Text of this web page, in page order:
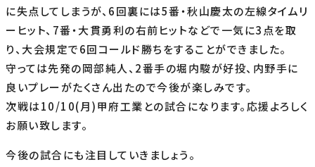
に失点してしまうが、6回裏には5番・秋山慶太の左線タイムリ
ーヒット、7番・大貫勇利の右前ヒットなどで一気に3点を取
り、大会規定で6回コールド勝ちをすることができました。
守っては先発の岡部純人、2番手の堀内駿が好投、内野手に
良いプレーがたくさん出たので今後が楽しみです。
次戦は10/10(月)甲府工業との試合になります。応援よろしく
お願い致します。
今後の試合にも注目していきましょう。